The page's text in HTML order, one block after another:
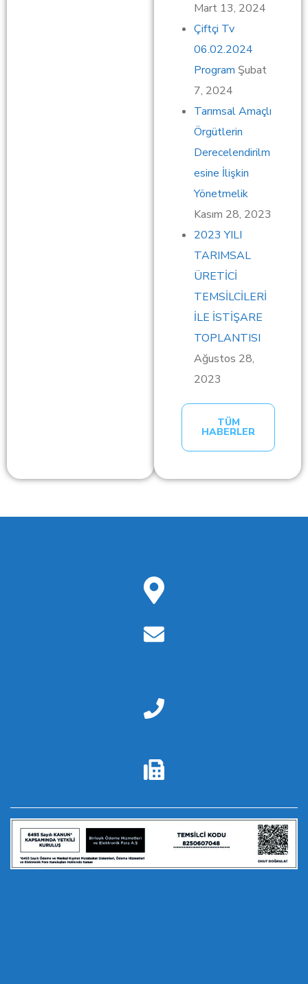
Mart 13, 2024
Çiftçi Tv
06.02.2024
Program Şubat
7, 2024
Tarımsal Amaçlı
Örgütlerin
Derecelendirilm
esine İlişkin
Yönetmelik
Kasım 28, 2023
2023 YILI
TARIMSAL
ÜRETİCİ
TEMSİLCİLERİ
İLE İSTİŞARE
TOPLANTISI
Ağustos 28,
2023
TÜM
HABERLER